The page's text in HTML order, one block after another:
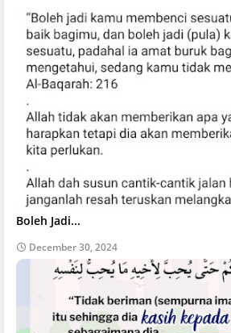
Boleh Jadi...
December 30, 2024